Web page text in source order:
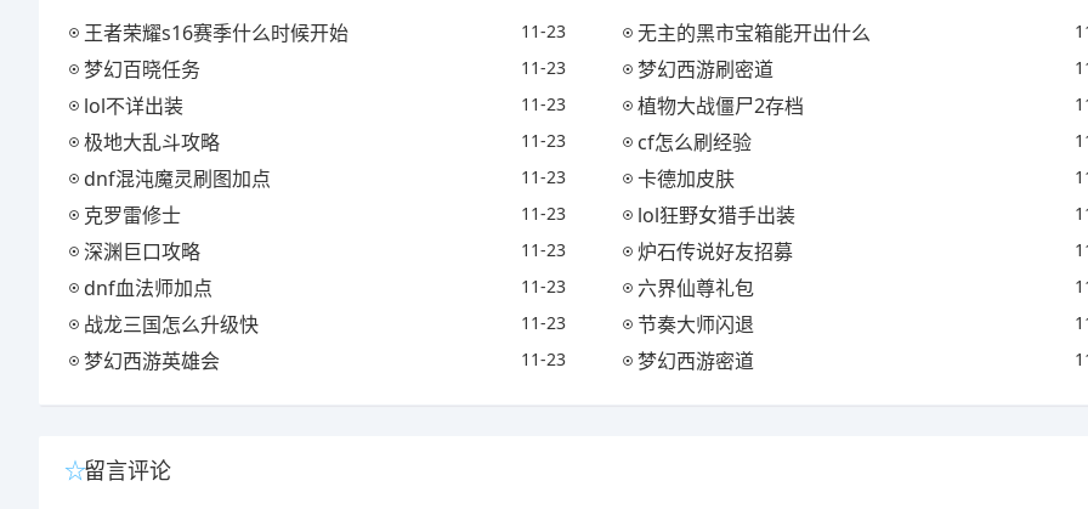
王者荣耀s16赛季什么时候开始 11-23 无主的黑市宝箱能开出什么
梦幻百晓任务 11-23 梦幻西游刷密道
lol不详出装 11-23 植物大战僵尸2存档
极地大乱斗攻略 11-23 cf怎么刷经验
dnf混沌魔灵刷图加点 11-23 卡德加皮肤
克罗雷修士 11-23 lol狂野女猎手出装
深渊巨口攻略 11-23 炉石传说好友招募
dnf血法师加点 11-23 六界仙尊礼包
战龙三国怎么升级快 11-23 节奏大师闪退
梦幻西游英雄会 11-23 梦幻西游密道
留言评论